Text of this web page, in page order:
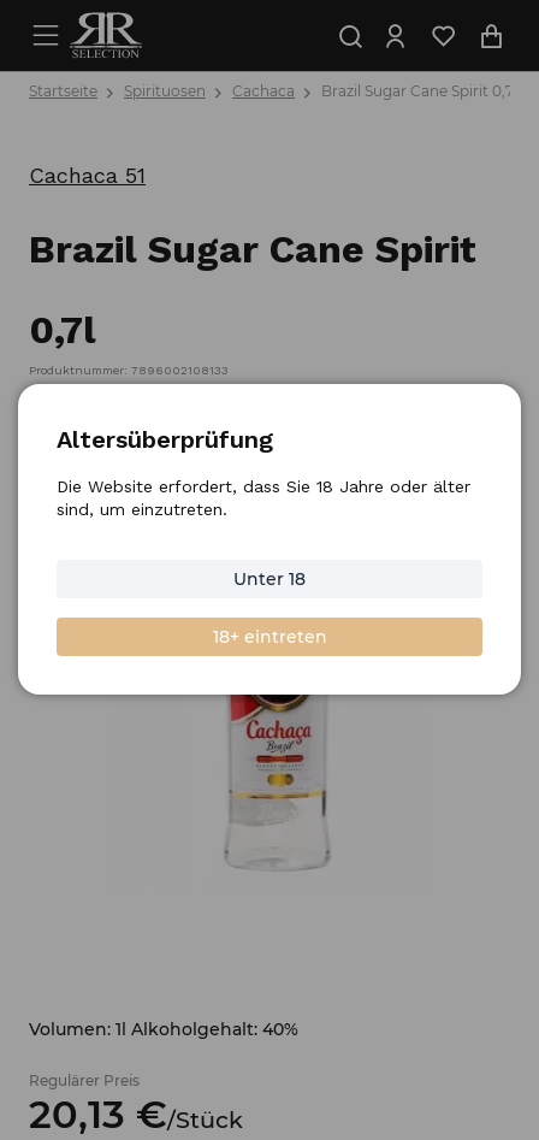
Startseite Spirituosen Cachaca Brazil Sugar Cane Spirit 0,7l
Cachaca 51
Brazil Sugar Cane Spirit
0,7l
Produktnummer: 7896002108133
Volumen: 1l Alkoholgehalt: 40%
Regulärer Preis
20,13 €/Stück
Altersüberprüfung
Die Website erfordert, dass Sie 18 Jahre oder älter
sind, um einzutreten.
Unter 18
18+ eintreten